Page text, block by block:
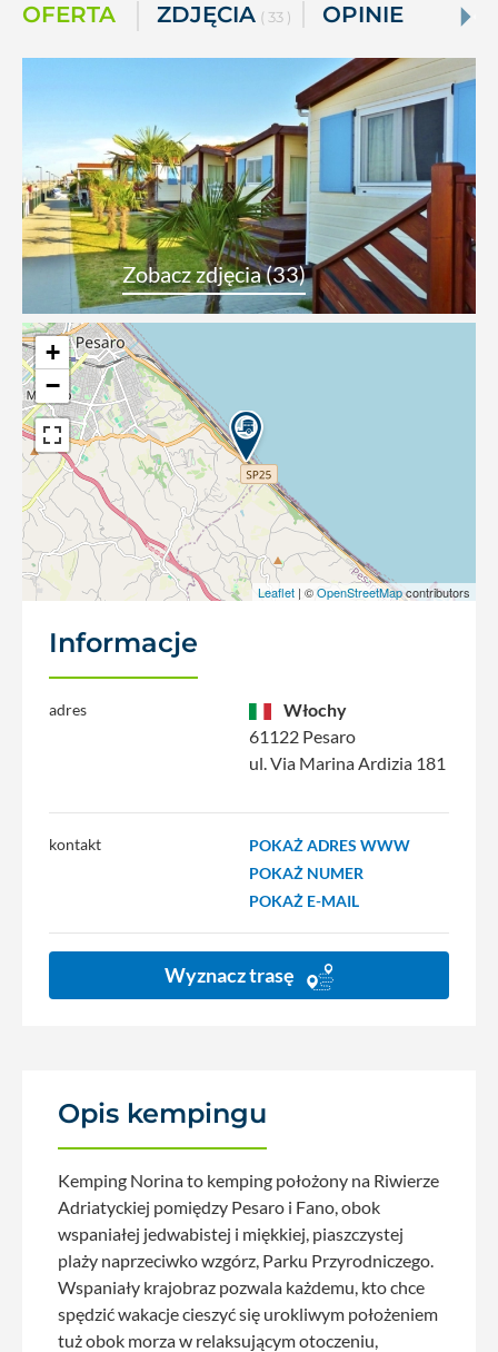
OFERTA ZDJĘCIA ( 33 ) OPINIE
Zobacz zdjęcia (33)
+
−
Leaflet | ©OpenStreetMapcontributors
Informacje
adres
Włochy
61122 Pesaro
ul. Via Marina Ardizia 181
kontakt
POKAŻ ADRES WWW
POKAŻ NUMER
POKAŻ E-MAIL
Wyznacz trasę
Opis kempingu
Kemping Norina to kemping położony na Riwierze
Adriatyckiej pomiędzy Pesaro i Fano, obok
wspaniałej jedwabistej i miękkiej, piaszczystej
plaży naprzeciwko wzgórz, Parku Przyrodniczego.
Wspaniały krajobraz pozwala każdemu, kto chce
spędzić wakacje cieszyć się urokliwym położeniem
tuż obok morza w relaksującym otoczeniu,